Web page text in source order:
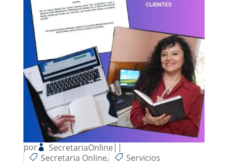
por SecretariaOnline | |
Secretaria Online, Servicios